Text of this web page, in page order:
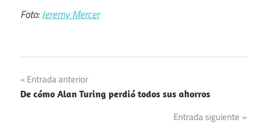
Foto:Jeremy Mercer
Navegación
de
Entrada anterior
De cómo Alan Turing perdió todos sus ahorros
Entrada siguiente